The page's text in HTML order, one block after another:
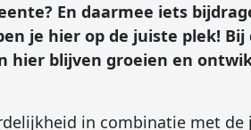
En daarmee iets
je hier op de juiste plek!
hier blijven groeien en
in combinatie met de